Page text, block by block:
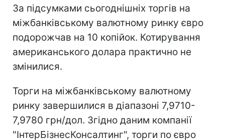
За підсумками сьогоднішніх торгів на
міжбанківському валютному ринку євро
подорожчав на 10 копійок. Котирування
американського долара практично не
змінилися.
Торги на міжбанківському валютному
ринку завершилися в діапазоні 7,9710-
7,9780 грн/дол. Згідно даним компанії
"ІнтерБізнесКонсалтинг", торги по євро